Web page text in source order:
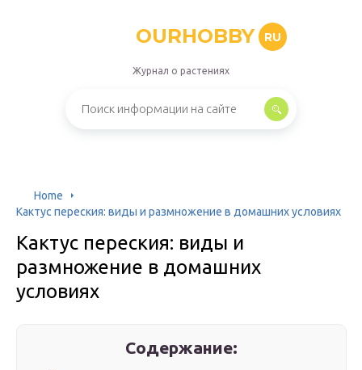
OURHOBBY RU
Журнал о растениях
Home
Кактус переския: виды и размножение в домашних условиях
Кактус переския: виды и
размножение в домашних
условиях
Содержание: